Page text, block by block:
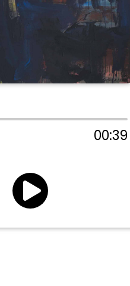
00:39